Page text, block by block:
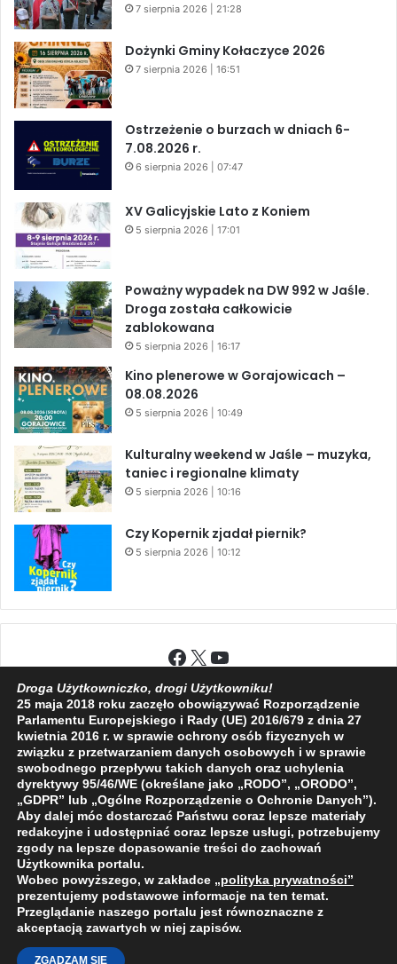
7 sierpnia 2026 | 21:28
Dożynki Gminy Kołaczyce 2026
7 sierpnia 2026 | 16:51
Ostrzeżenie o burzach w dniach 6-
7.08.2026 r.
6 sierpnia 2026 | 07:47
XV Galicyjskie Lato z Koniem
5 sierpnia 2026 | 17:01
Poważny wypadek na DW 992 w Jaśle.
Droga została całkowicie
zablokowana
5 sierpnia 2026 | 16:17
Kino plenerowe w Gorajowicach –
08.08.2026
5 sierpnia 2026 | 10:49
Kulturalny weekend w Jaśle – muzyka,
taniec i regionalne klimaty
5 sierpnia 2026 | 10:16
Czy Kopernik zjadał piernik?
5 sierpnia 2026 | 10:12
Facebook
X YouTube
2009 - 2026 © Wszelkie prawa zastrzeżone
O NAS
REDAKCJA POLITYKA PRYWATNOŚCI
Droga Użytkowniczko, drogi Użytkowniku!
25 maja 2018 roku zaczęło obowiązywać Rozporządzenie
Parlamentu Europejskiego i Rady (UE) 2016/679 z dnia 27
kwietnia 2016 r. w sprawie ochrony osób fizycznych w
związku z przetwarzaniem danych osobowych i w sprawie
swobodnego przepływu takich danych oraz uchylenia
dyrektywy 95/46/WE (określane jako „RODO”, „ORODO”,
„GDPR” lub „Ogólne Rozporządzenie o Ochronie Danych”).
Aby dalej móc dostarczać Państwu coraz lepsze materiały
redakcyjne i udostępniać coraz lepsze usługi, potrzebujemy
zgody na lepsze dopasowanie treści do zachowań
Użytkownika portalu.
Wobec powyższego, w zakładce „polityka prywatności”
prezentujemy podstawowe informacje na ten temat.
Przeglądanie naszego portalu jest równoznaczne z
akceptacją zawartych w niej zapisów.
ZGADZAM SIĘ